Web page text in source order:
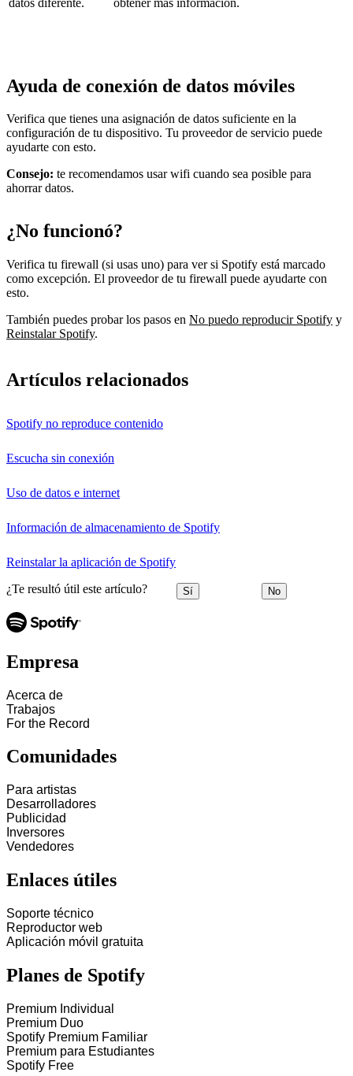
Ayuda de conexión de datos móviles
Verifica que tienes una asignación de datos suficiente en la
configuración de tu dispositivo. Tu proveedor de servicio puede
ayudarte con esto.
Consejo: te recomendamos usar wifi cuando sea posible para
ahorrar datos.
¿No funcionó?
Verifica tu firewall (si usas uno) para ver si Spotify está marcado
como excepción. El proveedor de tu firewall puede ayudarte con
esto.
También puedes probar los pasos en No puedo reproducir Spotify y
Reinstalar Spotify.
Artículos relacionados
Spotify no reproduce contenido
Escucha sin conexión
Uso de datos e internet
Información de almacenamiento de Spotify
Reinstalar la aplicación de Spotify
¿Te resultó útil este artículo? Sí No
Empresa
Acerca de
Trabajos
For the Record
Comunidades
Para artistas
Desarrolladores
Publicidad
Inversores
Vendedores
Enlaces útiles
Soporte técnico
Reproductor web
Aplicación móvil gratuita
Planes de Spotify
Premium Individual
Premium Duo
Spotify Premium Familiar
Premium para Estudiantes
Spotify Free